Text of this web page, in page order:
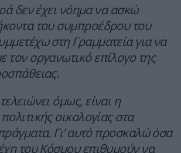
δεν έχει νόημα να ασκώ
του συμπροέδρου του
στη Γραμματεία για να
τον οργανωτικό επίλογο της
όμως, είναι η
οικολογίας στα
Γι’ αυτό προσκαλώ όσα
του Κόσμου επιθυμούν να